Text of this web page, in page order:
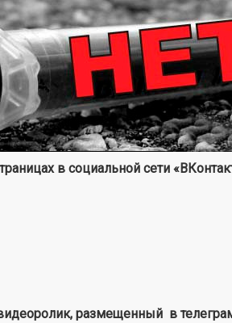
в социальной сети
размещенный в